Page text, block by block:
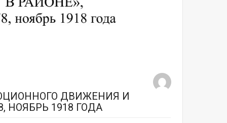
ДВИЖЕНИЯ И
НОЯБРЬ 1918 ГОДА